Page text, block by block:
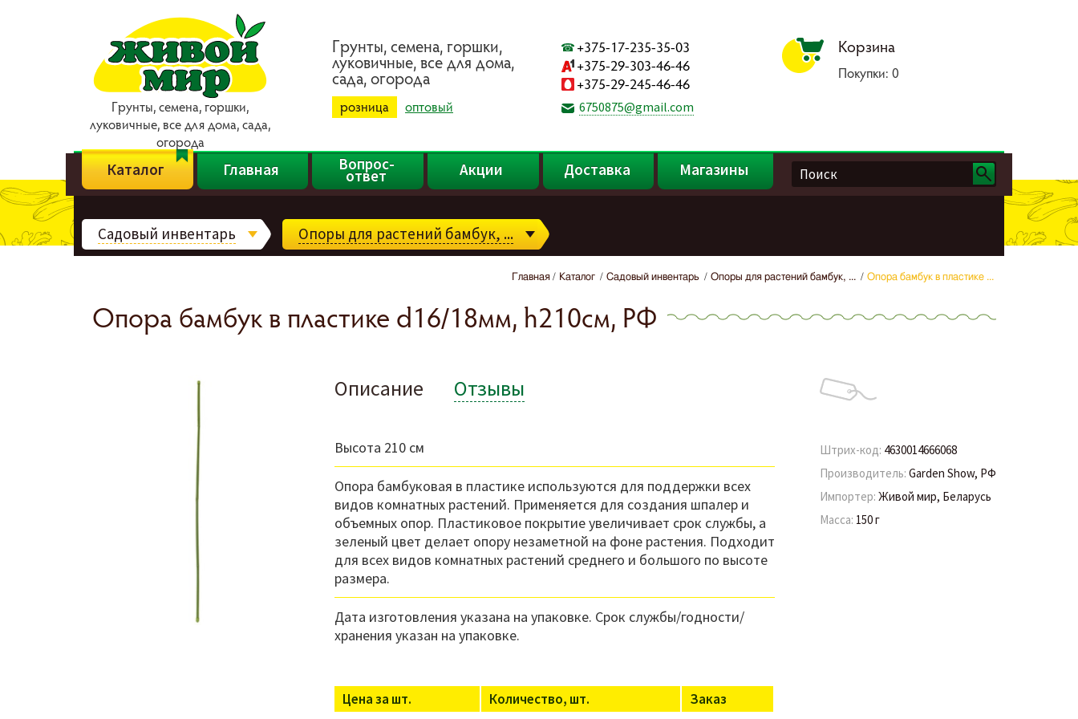
Гpyнты, ceмeнa, гopшки,
лyкoвичныe, вce для дoмa, caдa,
oгopoдa
Гpyнты, ceмeнa, гopшки,
лyкoвичныe, вce для дoмa,
caдa, oгopoдa
розница оптовый
+375-17-235-35-03
+375-29-303-46-46
+375-29-245-46-46
6750875@gmail.com
Корзина
Покупки:0
Каталог Главная Вопрос-
ответ Акции Доставка Магазины
Садовый инвентарь Опоры для растений бамбук, ...
Главная Каталог Садовый инвентарь Опоры для растений бамбук, ... Опора бамбук в пластике ...
Опора бамбук в пластике d16/18мм, h210см, РФ
Штрих-код: 4630014666068
Производитель: Garden Show, РФ
Импортер: Живой мир, Беларусь
Масса: 150 г
Описание Отзывы
Высота 210 см
Опора бамбуковая в пластике используются для поддержки всех
видов комнатных растений. Применяется для создания шпалер и
объемных опор. Пластиковое покрытие увеличивает срок службы, а
зеленый цвет делает опору незаметной на фоне растения. Подходит
для всех видов комнатных растений среднего и большого по высоте
размера.
Дата изготовления указана на упаковке. Срок службы/годности/
хранения указан на упаковке.
Цена за шт. Количество, шт. Заказ